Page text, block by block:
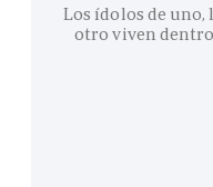
Los ídolos de uno,
otro viven dentro